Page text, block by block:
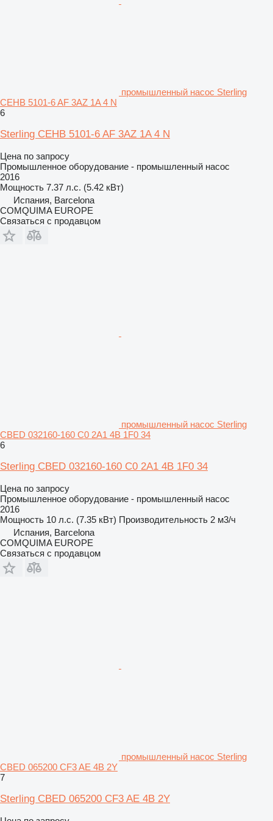
промышленный насос Sterling
CEHB 5101-6 AF 3AZ 1A 4 N
6
Sterling CEHB 5101-6 AF 3AZ 1A 4 N
Цена по запросу
Промышленное оборудование - промышленный насос
2016
Мощность 7.37 л.с. (5.42 кВт)
Испания, Barcelona
COMQUIMA EUROPE
Связаться с продавцом
промышленный насос Sterling
CBED 032160-160 C0 2A1 4B 1F0 34
6
Sterling CBED 032160-160 C0 2A1 4B 1F0 34
Цена по запросу
Промышленное оборудование - промышленный насос
2016
Мощность 10 л.с. (7.35 кВт) Производительность 2 м3/ч
Испания, Barcelona
COMQUIMA EUROPE
Связаться с продавцом
промышленный насос Sterling
CBED 065200 CF3 AE 4B 2Y
7
Sterling CBED 065200 CF3 AE 4B 2Y